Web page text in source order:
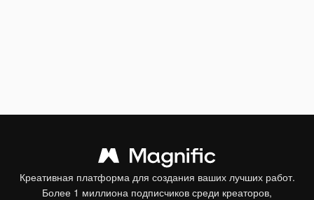
Креативная платформа для создания ваших лучших работ.
Более 1 миллиона подписчиков среди креаторов,